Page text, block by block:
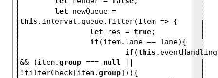
let
this .interval.queue.filter(item => {
let res = true;
if (item.lane == lane){
if (this
&& (item.group === null
!filterCheck[item.group])){